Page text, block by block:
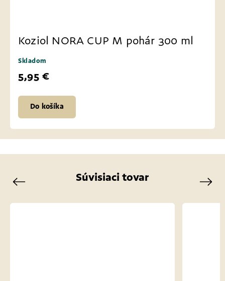
Koziol NORA CUP M pohár 300 ml
Skladom
5,95 €
Do košíka
Súvisiaci tovar
Previous Next